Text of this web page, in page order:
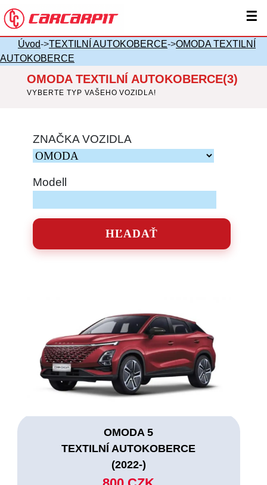
☰
Úvod->TEXTILNÍ AUTOKOBERCE->OMODA TEXTILNÍ
AUTOKOBERCE
OMODA TEXTILNÍ AUTOKOBERCE(3)
VYBERTE TYP VAŠEHO VOZIDLA!
ZNAČKA VOZIDLA
Modell
HĽADAŤ
OMODA 5
TEXTILNÍ AUTOKOBERCE
(2022-)